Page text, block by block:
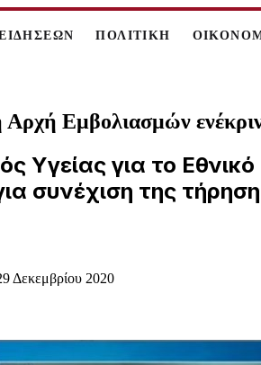
ΠΟΛΙΤΙΚΗ
Εμβολιασμών
Υγείας για το
συνέχιση της
Δεκεμβρίου 2020